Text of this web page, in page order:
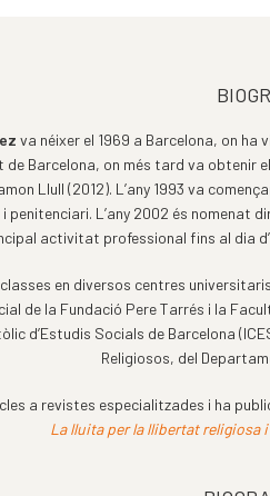
va néixer el 1969 a Barcelona, on ha
de Barcelona, on més tard va obtenir
Llull (2012). L’any 1993 va
i penitenciari. L’any 2002 és nomenat
activitat professional fins al dia
en diversos centres
de la Fundació Pere Tarrés i la
d’Estudis Socials de Barcelona
Religiosos, del
a revistes especialitzades i ha
La lluita per la llibertat religiosa